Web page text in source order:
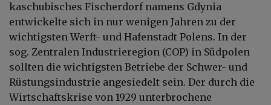
kaschubisches Fischerdorf namens Gdynia
entwickelte sich in nur wenigen Jahren zu der
wichtigsten Werft- und Hafenstadt Polens. In der
sog. Zentralen Industrieregion (COP) in Südpolen
sollten die wichtigsten Betriebe der Schwer- und
Rüstungsindustrie angesiedelt sein. Der durch die
Wirtschaftskrise von 1929 unterbrochene